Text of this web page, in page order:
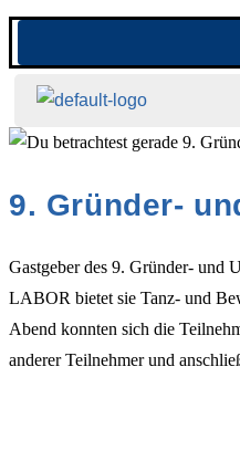
9. Gründer-
Gastgeber des 9. Gründer- und
LABOR bietet sie Tanz- und
Abend konnten sich die
anderer Teilnehmer und